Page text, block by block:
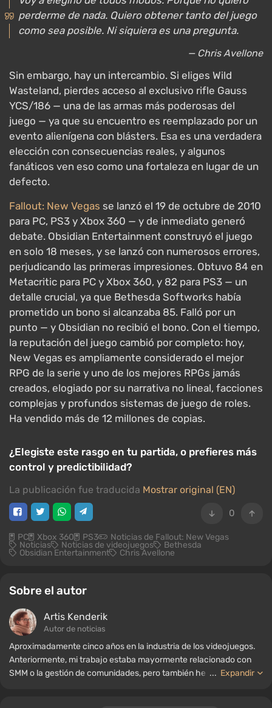
perderme de nada. Quiero obtener tanto del juego
como sea posible. Ni siquiera es una pregunta.
— Chris Avellone
Sin embargo, hay un intercambio. Si eliges Wild
Wasteland, pierdes acceso al exclusivo rifle Gauss
YCS/186 — una de las armas más poderosas del
juego — ya que su encuentro es reemplazado por un
evento alienígena con blásters. Esa es una verdadera
elección con consecuencias reales, y algunos
fanáticos ven eso como una fortaleza en lugar de un
defecto.
Fallout: New Vegas se lanzó el 19 de octubre de 2010
para PC, PS3 y Xbox 360 — y de inmediato generó
debate. Obsidian Entertainment construyó el juego
en solo 18 meses, y se lanzó con numerosos errores,
perjudicando las primeras impresiones. Obtuvo 84 en
Metacritic para PC y Xbox 360, y 82 para PS3 — un
detalle crucial, ya que Bethesda Softworks había
prometido un bono si alcanzaba 85. Falló por un
punto — y Obsidian no recibió el bono. Con el tiempo,
la reputación del juego cambió por completo: hoy,
New Vegas es ampliamente considerado el mejor
RPG de la serie y uno de los mejores RPGs jamás
creados, elogiado por su narrativa no lineal, facciones
complejas y profundos sistemas de juego de roles.
Ha vendido más de 12 millones de copias.
¿Elegiste este rasgo en tu partida, o prefieres más
control y predictibilidad?
La publicación fue traducida Mostrar original (EN)
0
PC Xbox 360 PS3 Noticias de Fallout: New Vegas
Noticias Noticias de videojuegos Bethesda
Obsidian Entertainment Chris Avellone
Sobre el autor
Artis Kenderik
Autor de noticias
Aproximadamente cinco años en la industria de los videojuegos.
Anteriormente, mi trabajo estaba mayormente relacionado con
SMM o la gestión de comunidades, pero también he trabajado
... Expandir